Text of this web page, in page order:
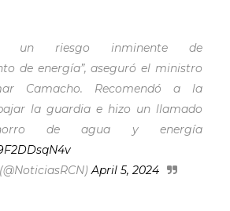
un riesgo inminente de
de energía”, aseguró el ministro
Camacho. Recomendó a la
la guardia e hizo un llamado
de agua y energía
April 5, 2024